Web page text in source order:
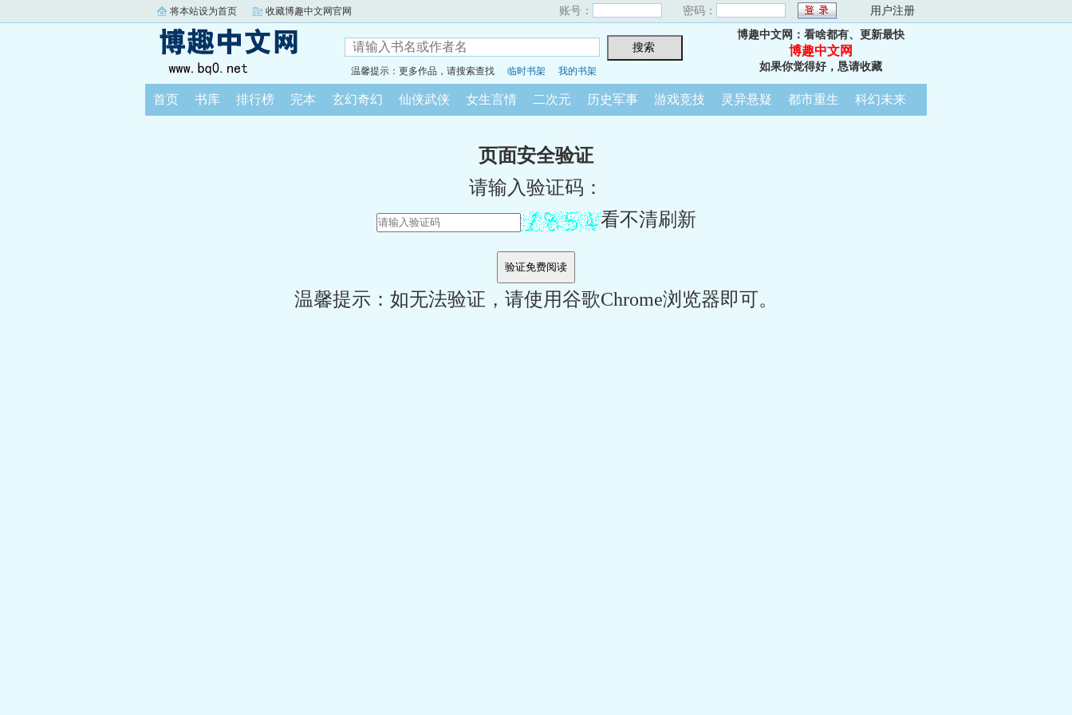
将本站设为首页 收藏博趣中文网官网 账号： 密码： 用户注册
温馨提示：更多作品，请搜索查找 临时书架 我的书架
博趣中文网：看啥都有、更新最快
博趣中文网
如果你觉得好，恳请收藏
首页 书库 排行榜 完本 玄幻奇幻 仙侠武侠 女生言情 二次元 历史军事 游戏竞技 灵异悬疑 都市重生 科幻未来
页面安全验证
请输入验证码：
看不清刷新
温馨提示：如无法验证，请使用谷歌Chrome浏览器即可。